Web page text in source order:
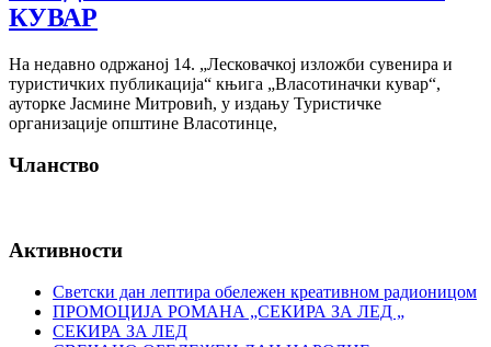
КУВАР
На недавно одржаној 14. „Лесковачкој изложби сувенира и
туристичких публикација“ књига „Власотиначки кувар“,
ауторке Јасмине Митровић, у издању Туристичке
организације општине Власотинце,
Чланство
Активности
Светски дан лептира обележен креативном радионицом
ПРОМОЦИЈА РОМАНА „СЕКИРА ЗА ЛЕД „
СЕКИРА ЗА ЛЕД